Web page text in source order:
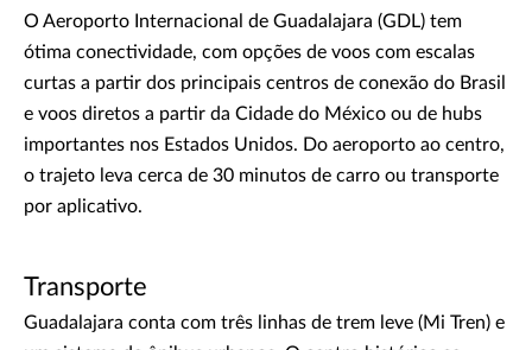
O Aeroporto Internacional de Guadalajara (GDL) tem
ótima conectividade, com opções de voos com escalas
curtas a partir dos principais centros de conexão do Brasil
e voos diretos a partir da Cidade do México ou de hubs
importantes nos Estados Unidos. Do aeroporto ao centro,
o trajeto leva cerca de 30 minutos de carro ou transporte
por aplicativo.
Transporte
Guadalajara conta com três linhas de trem leve (Mi Tren) e